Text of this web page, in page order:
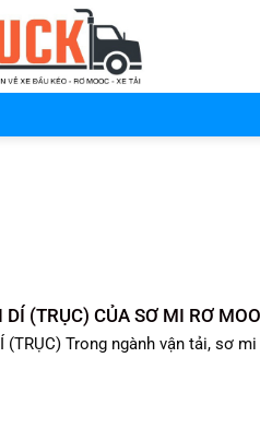
(TRỤC) CỦA SƠ MI RƠ
(TRỤC) Trong ngành vận tải, sơ